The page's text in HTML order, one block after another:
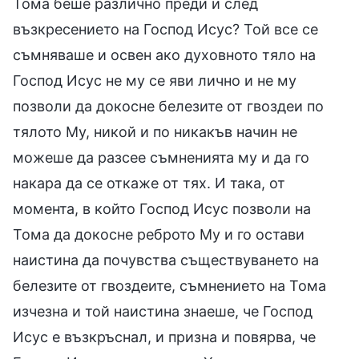
Тома беше различно преди и след
възкресението на Господ Исус? Той все се
съмняваше и освен ако духовното тяло на
Господ Исус не му се яви лично и не му
позволи да докосне белезите от гвоздеи по
тялото Му, никой и по никакъв начин не
можеше да разсее съмненията му и да го
накара да се откаже от тях. И така, от
момента, в който Господ Исус позволи на
Тома да докосне реброто Му и го остави
наистина да почувства съществуването на
белезите от гвоздеите, съмнението на Тома
изчезна и той наистина знаеше, че Господ
Исус е възкръснал, и призна и повярва, че